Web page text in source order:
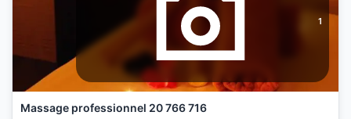
1
Massage professionnel 20 766 716